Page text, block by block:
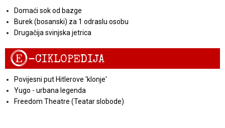
Domaći sok od bazge
Burek (bosanski) za 1 odraslu osobu
Drugačija svinjska jetrica
E-CIKLOPEDIJA
Povijesni put Hitlerove 'klonje'
Yugo - urbana legenda
Freedom Theatre (Teatar slobode)